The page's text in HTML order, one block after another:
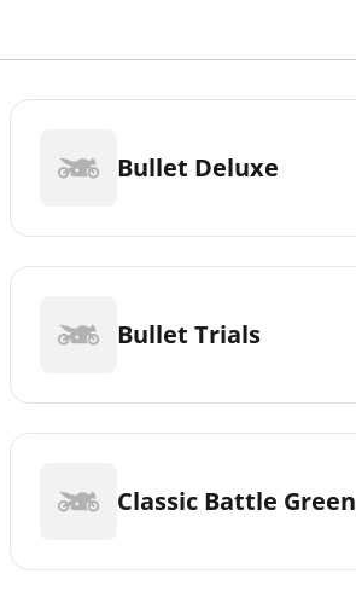
Bullet Deluxe
Bullet Trials
Classic Battle Green